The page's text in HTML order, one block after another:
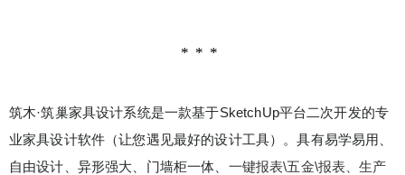
筑木·筑巢家具设计系统是一款基于SketchUp平台二次开发的专
业家具设计软件（让您遇见最好的设计工具）。具有易学易用、
自由设计、异形强大、门墙柜一体、 一键报表\五金\报表、生产
微信支付
限。